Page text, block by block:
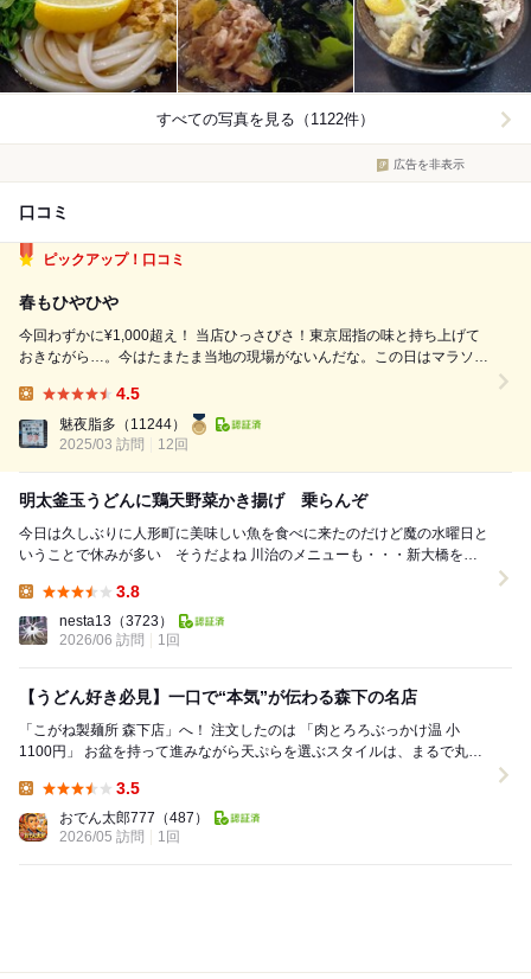
すべての写真を見る（1122件）
広告を非表示
口コミ
ピックアップ！口コミ
春もひやひや
今回わずかに¥1,000超え！ 当店ひっさびさ！東京屈指の味と持ち上げて
おきながら…。今はたまたま当地の現場がないんだな。この日はマラソン
差しで、ひやひやが選べるのは嬉しかった。うんまい！今回は記憶よりち
ょっと甘めの汁加減...
4.5
魅夜脂多 （11244）
2025/03 訪問
12回
明太釜玉うどんに鶏天野菜かき揚げ 乗らんぞ
今日は久しぶりに人形町に美味しい魚を食べに来たのだけど魔の水曜日と
いうことで休みが多い そうだよね 川治のメニューも・・・新大橋を渡
3.8
nesta13 （3723）
2026/06 訪問
1回
【うどん好き必見】一口で“本気”が伝わる森下の名店
「こがね製麺所 森下店」へ！ 注文したのは 「肉とろろぶっかけ温 小
1100円」 お盆を持って進みながら天ぷらを選ぶスタイルは、まるで丸亀
3.5
おでん太郎777 （487）
2026/05 訪問
1回